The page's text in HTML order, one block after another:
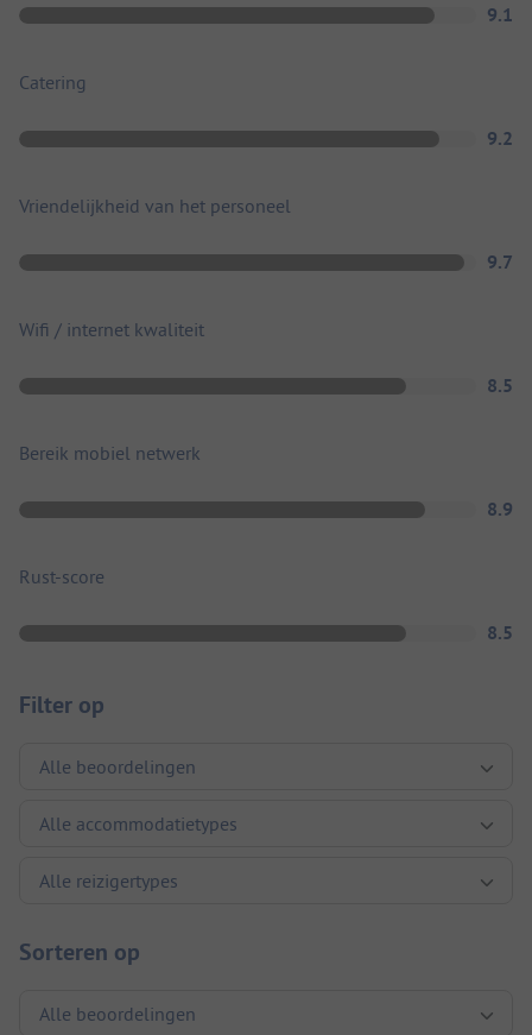
9.1
Catering
9.2
Vriendelijkheid van het personeel
9.7
Wifi / internet kwaliteit
8.5
Bereik mobiel netwerk
8.9
Rust-score
8.5
Filter op
Sorteren op